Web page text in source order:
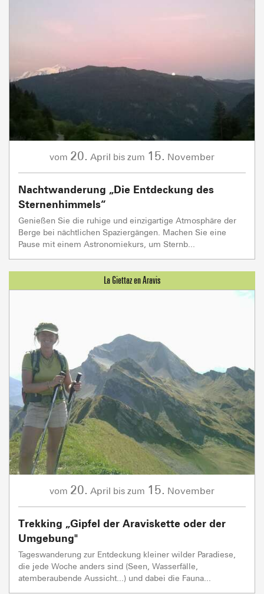
vom 20. April bis zum 15. November
Nachtwanderung „Die Entdeckung des
Sternenhimmels“
Genießen Sie die ruhige und einzigartige Atmosphäre der
Berge bei nächtlichen Spaziergängen. Machen Sie eine
Pause mit einem Astronomiekurs, um Sternb...
vom 20. April bis zum 15. November
Trekking „Gipfel der Araviskette oder der
Umgebung"
Tageswanderung zur Entdeckung kleiner wilder Paradiese,
die jede Woche anders sind (Seen, Wasserfälle,
atemberaubende Aussicht...) und dabei die Fauna...